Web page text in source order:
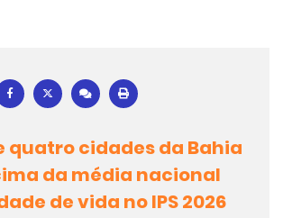
quatro cidades da Bahia
da média nacional
de vida no IPS 2026